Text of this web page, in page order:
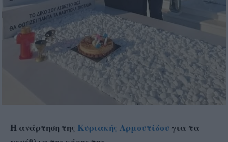
Η ανάρτηση της Κυριακής Αρμουτίδου για τα